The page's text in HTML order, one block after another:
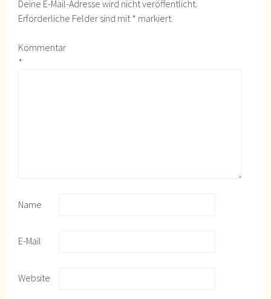
Deine E-Mail-Adresse wird nicht veröffentlicht.
Erforderliche Felder sind mit * markiert
Kommentar
*
Name
E-Mail
Website